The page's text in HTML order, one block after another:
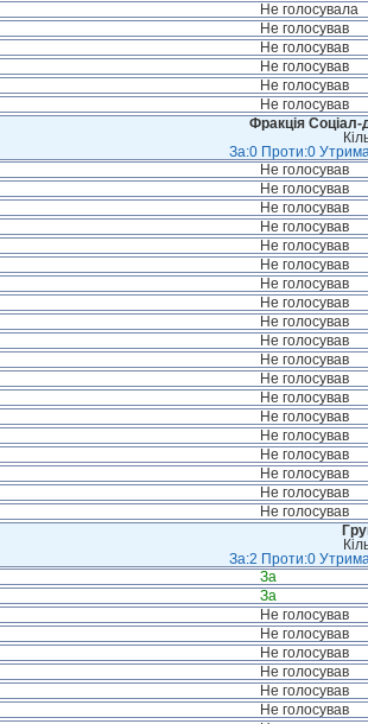
Не голосувала
Не голосував
Не голосував
Не голосував
Не голосував
Не голосував
Фракція Соціал-
За:0 Проти:0
Не голосував
Не голосував
Не голосував
Не голосував
Не голосував
Не голосував
Не голосував
Не голосував
Не голосував
Не голосував
Не голосував
Не голосував
Не голосував
Не голосував
Не голосував
Не голосував
Не голосував
Не голосував
Не голосував
За:2 Проти:0
За
За
Не голосував
Не голосував
Не голосував
Не голосував
Не голосував
Не голосував